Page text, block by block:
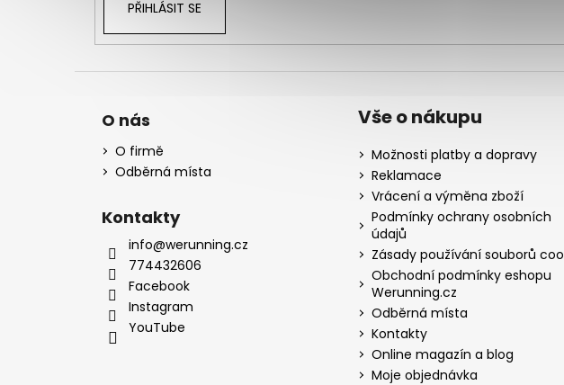
PŘIHLÁSIT SE
O nás
O firmě
Odběrná místa
Kontakty
info@werunning.cz
774432606
Facebook
Instagram
YouTube
Vše o nákupu
Možnosti platby a dopravy
Reklamace
Vrácení a výměna zboží
Podmínky ochrany osobních
údajů
Zásady používání souborů
Obchodní podmínky eshopu
Werunning.cz
Odběrná místa
Kontakty
Online magazín a blog
Moje objednávka